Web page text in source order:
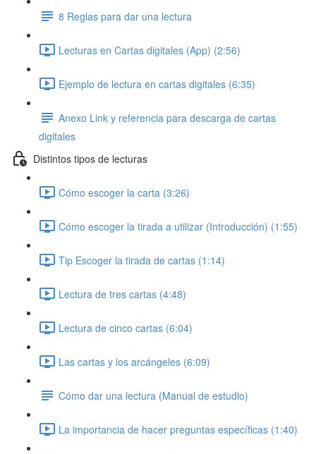
8 Reglas para dar una lectura
Lecturas en Cartas digitales (App) (2:56)
Ejemplo de lectura en cartas digitales (6:35)
Anexo Link y referencia para descarga de cartas
digitales
Distintos tipos de lecturas
Cómo escoger la carta (3:26)
Cómo escoger la tirada a utilizar (Introducción) (1:55)
Tip Escoger la tirada de cartas (1:14)
Lectura de tres cartas (4:48)
Lectura de cinco cartas (6:04)
Las cartas y los arcángeles (6:09)
Cómo dar una lectura (Manual de estudio)
La importancia de hacer preguntas específicas (1:40)